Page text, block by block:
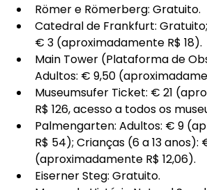
Römer e Römerberg: Gratuito.
Catedral de Frankfurt:
€ 3 (aproximadamente R$ 18).
Main Tower (Plataforma de
Adultos: € 9,50
Museumsufer Ticket: € 21
R$ 126, acesso a todos os
Palmengarten: Adultos: € 9
R$ 54); Crianças (6 a 13 anos):
(aproximadamente R$ 12,06).
Eiserner Steg: Gratuito.